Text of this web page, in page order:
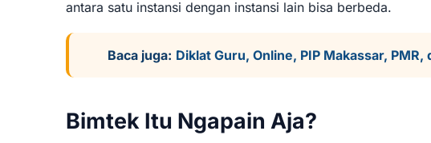
antara satu instansi dengan instansi lain bisa berbeda.
Baca juga: Diklat Guru, Online, PIP Makassar, PMR,
Bimtek Itu Ngapain Aja?